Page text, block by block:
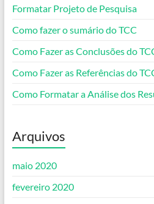
Formatar Projeto de Pesquisa
Como fazer o sumário do TCC
Como Fazer as Conclusões do
Como Fazer as Referências do
Como Formatar a Análise dos
Arquivos
maio 2020
fevereiro 2020